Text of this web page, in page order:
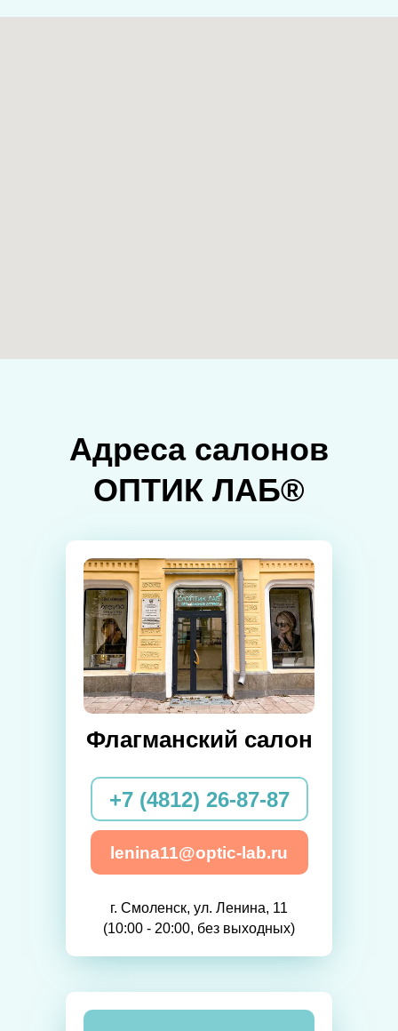
Адреса салонов
ОПТИК ЛАБ®
г. Смоленск, ул. Ленина, 11
(10:00 - 20:00, без выходных)
Флагманский салон
+7 (4812) 26-87-87
lenina11@optic-lab.ru